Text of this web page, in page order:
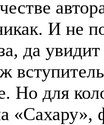
И не
да увидит
Но для